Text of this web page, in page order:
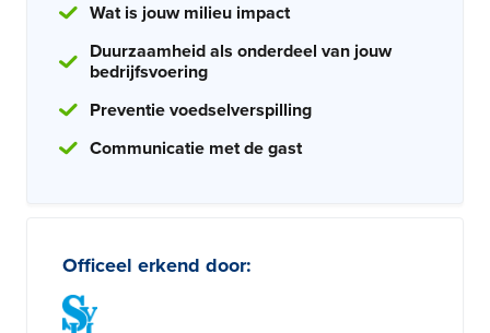
Wat is jouw milieu impact
Duurzaamheid als onderdeel van jouw
bedrijfsvoering
Preventie voedselverspilling
Communicatie met de gast
Officeel erkend door: